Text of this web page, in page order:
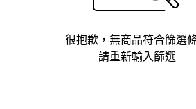
很抱歉，無商品符合篩選
請重新輸入篩選